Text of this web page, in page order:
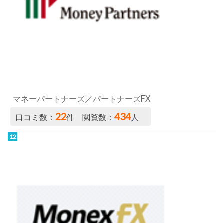
マネーパートナーズ／パートナーズFX
口コミ数：22件 閲覧数：434人